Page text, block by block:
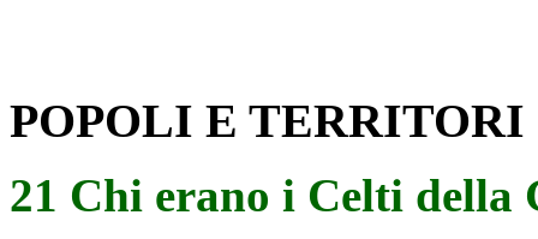
POPOLI E TERRITORI
21 Chi erano i Celti della